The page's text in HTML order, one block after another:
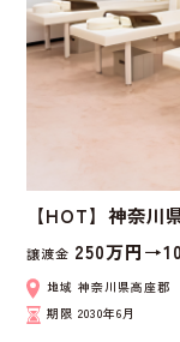
【HOT】神奈
譲渡金 250万円
地域神奈川県高座郡
期限2030年6月